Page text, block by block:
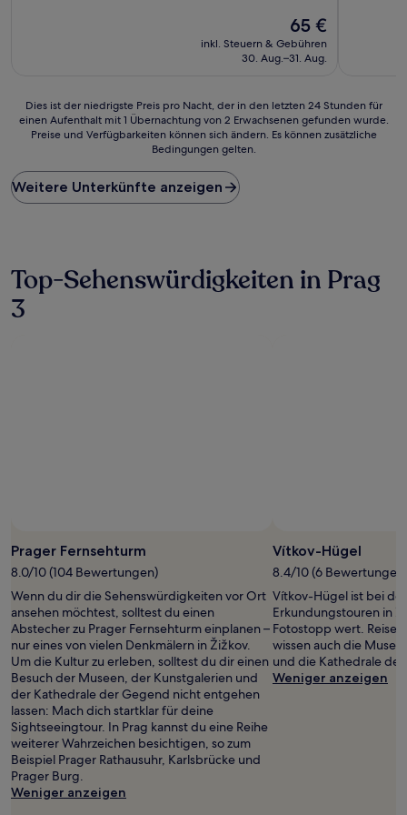
Der
Preis
beträgt
65 €
inkl. Steuern & Gebühren
30. Aug.–31. Aug.
Dies
ist
Preis
pro
Nacht,
letzten
24 Stunden
für
einen
Es
können
zusätzliche
Bedingungen
gelten.
Dies ist der niedrigste Preis pro Nacht, der in den letzten 24 Stunden für
einen Aufenthalt mit 1 Übernachtung von 2 Erwachsenen gefunden wurde.
Preise und Verfügbarkeiten können sich ändern. Es können zusätzliche
Bedingungen gelten.
Weitere Unterkünfte anzeigen
Top-Sehenswürdigkeiten in Prag
3
Prager Fernsehturm
8.0/10 (104 Bewertungen)
Wenn du dir die Sehenswürdigkeiten vor Ort
ansehen möchtest, solltest du einen
Abstecher zu Prager Fernsehturm einplanen –
nur eines von vielen Denkmälern in Žižkov.
Um die Kultur zu erleben, solltest du dir einen
Besuch der Museen, der Kunstgalerien und
der Kathedrale der Gegend nicht entgehen
lassen: Mach dich startklar für deine
Sightseeingtour. In Prag kannst du eine Reihe
weiterer Wahrzeichen besichtigen, so zum
Beispiel Prager Rathausuhr, Karlsbrücke und
Prager Burg.
Weniger anzeigen
Vítkov-Hügel
8.4/10 (6 Bewertungen)
Vítkov-Hügel ist bei
Erkundungstouren in
Fotostopp wert.
wissen auch die
und die Kathedrale
Weniger anzeigen